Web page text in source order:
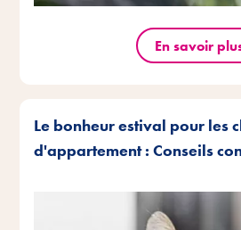
En savoir
Le bonheur estival pour les
d'appartement : Conseils